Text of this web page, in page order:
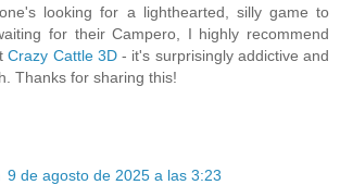
looking for a lighthearted, silly game to
for their Campero, I highly recommend
Crazy Cattle 3D- it's surprisingly addictive and
Thanks for sharing this!
9 de agosto de 2025 a las 3:23